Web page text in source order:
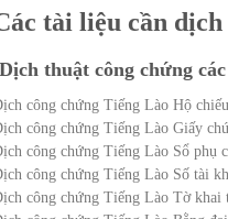
tài liệu cần
thuật công chứng
công chứng Tiếng Lào Hộ chiếu
công chứng Tiếng Lào Giấy
công chứng Tiếng Lào Sổ phụ
công chứng Tiếng Lào Số tài
công chứng Tiếng Lào Tờ khai